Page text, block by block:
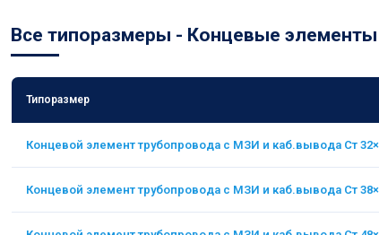
Все типоразмеры - Концевые
Типоразмер
Концевой элемент трубопровода с МЗИ и каб.вывода Ст
Концевой элемент трубопровода с МЗИ и каб.вывода Ст